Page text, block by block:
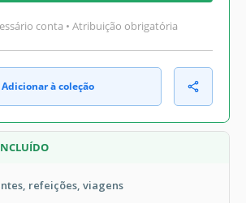
conta • Atribuição obrigatória
Adicionar à coleção
refeições, viagens